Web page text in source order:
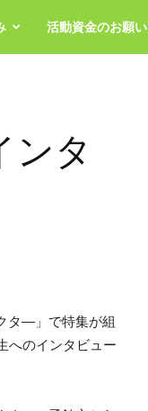
活動資金のお願い
ンタ
タ―」で特集が組
へのインタビュー